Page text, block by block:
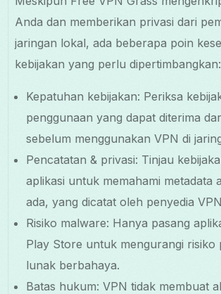
Anda dan memberikan privasi dari
jaringan lokal, ada beberapa poin
kebijakan yang perlu dipertimbangkan:
Kepatuhan kebijakan: Periksa
penggunaan yang dapat diterima
sebelum menggunakan VPN di
Pencatatan & privasi: Tinjau
aplikasi untuk memahami metadata
ada, yang dicatat oleh penyedia
Risiko malware: Hanya pasang
Play Store untuk mengurangi risiko
lunak berbahaya.
Batas hukum: VPN tidak membuat